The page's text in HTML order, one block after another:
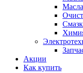
Акции
Как купить